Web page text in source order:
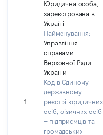
1
Юридична особа,
зареєстрована в
Україні
Найменування:
Управління
справами
Верховної Ради
України
Код в Єдиному
державному
реєстрі юридичних
осіб, фізичних осіб
– підприємців та
громадських